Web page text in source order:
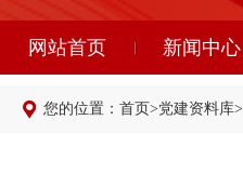
网站首页 新闻中心
您的位置： 首页>党建资料库>